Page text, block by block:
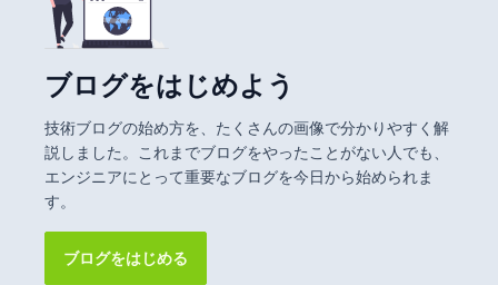
ブログをはじめよう
技術ブログの始め方を、たくさんの画像で分かりやすく解
説しました。これまでブログをやったことがない人でも、
エンジニアにとって重要なブログを今日から始められま
す。
ブログをはじめる